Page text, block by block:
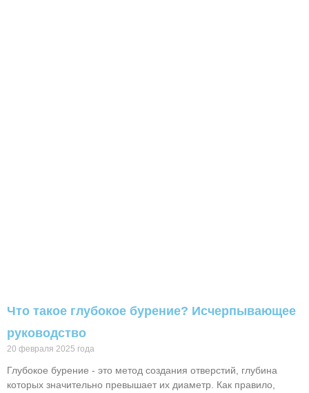
Что такое глубокое бурение? Исчерпывающее
руководство
20 февраля 2025 года
Глубокое бурение - это метод создания отверстий, глубина
которых значительно превышает их диаметр. Как правило,